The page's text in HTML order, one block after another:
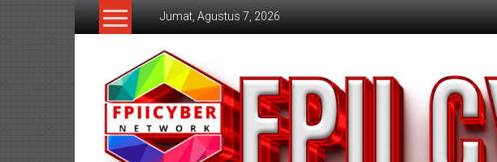
Lompat
Jumat, Agustus 7, 2026